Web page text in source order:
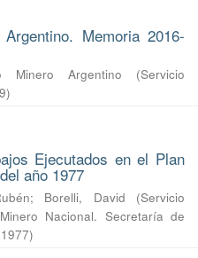
Memoria 2016-
Minero Argentino (Servicio
)
Ejecutados en el Plan
año 1977
; Borelli, David (Servicio
Nacional. Secretaría de
1977)